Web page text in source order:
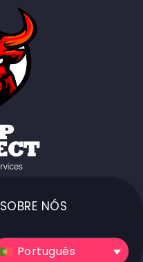
SOBRE NÓS
Português